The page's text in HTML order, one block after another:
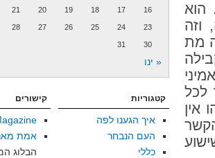
הוא
וזה
מת
לכל
אין
16
17
18
19
20
21
23
24
25
26
27
28
30
31
« ינו
קטגוריות
איך הגענו לפה
העם הנבחר
כללי
קישורים
אמת
הבלוג